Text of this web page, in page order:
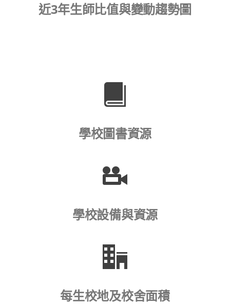
近3年生師比值與變動趨勢圖
學校圖書資源
學校設備與資源
每生校地及校舍面積